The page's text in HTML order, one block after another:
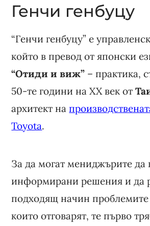
Генчи генбуцу
“Генчи генбуцу” е
който в превод от японски
“Отиди и виж” – практика,
50-те години на XX век от
архитект на
Toyota.
За да могат мениджърите да
информирани решения и да
подходящ начин проблемите
които отговарят, те първо